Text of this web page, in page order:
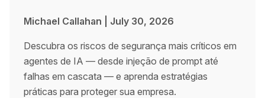
Michael Callahan July 30, 2026
Descubra os riscos de segurança mais críticos em
agentes de IA — desde injeção de prompt até
falhas em cascata — e aprenda estratégias
práticas para proteger sua empresa.